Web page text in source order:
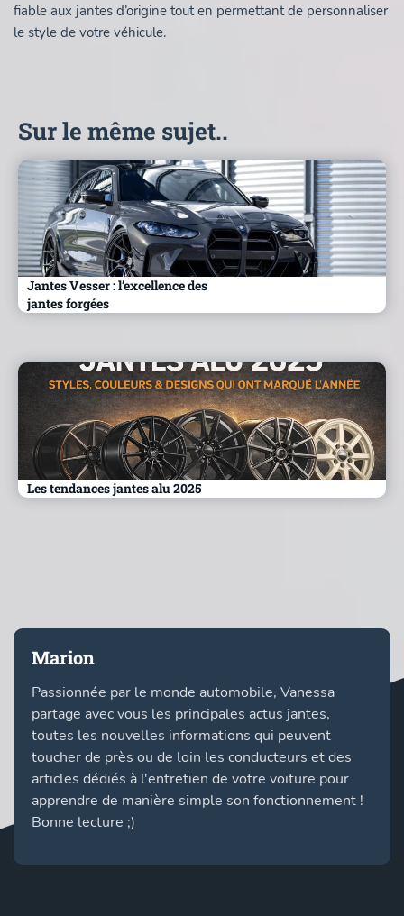
fiable aux jantes d’origine tout en permettant de personnaliser
le style de votre véhicule.
Sur le même sujet..
Jantes Vesser : l’excellence des
jantes forgées
Les tendances jantes alu 2025
Marion
Passionnée par le monde automobile, Vanessa
partage avec vous les principales actus jantes,
toutes les nouvelles informations qui peuvent
toucher de près ou de loin les conducteurs et des
articles dédiés à l'entretien de votre voiture pour
apprendre de manière simple son fonctionnement !
Bonne lecture ;)